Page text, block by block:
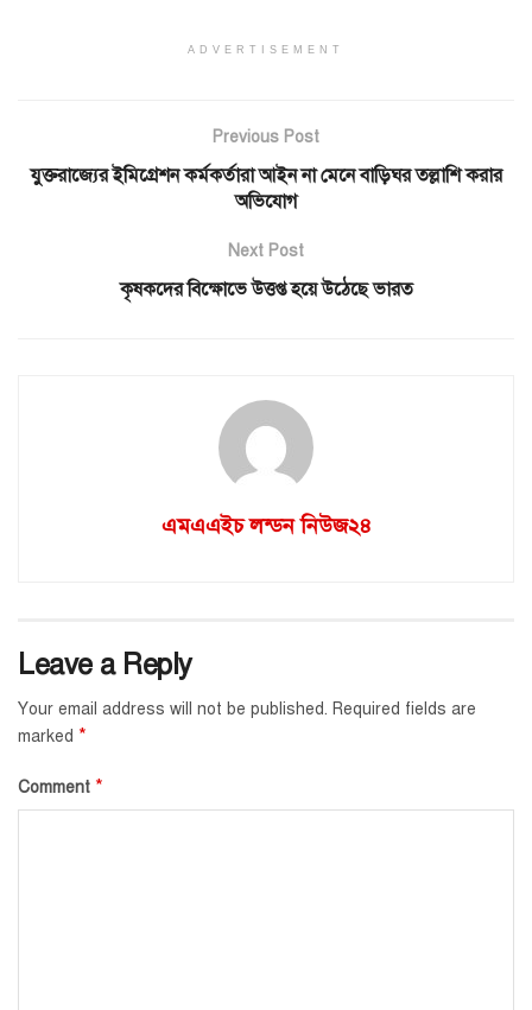
ADVERTISEMENT
Previous Post
যুক্তরাজ্যের ইমিগ্রেশন কর্মকর্তারা আইন না মেনে বাড়িঘর তল্লাশি করার
অভিযোগ
Next Post
কৃষকদের বিক্ষোভে উত্তপ্ত হয়ে উঠেছে ভারত
এমএএইচ লন্ডন নিউজ২৪
Leave a Reply
Your email address will not be published. Required fields are
marked *
Comment *